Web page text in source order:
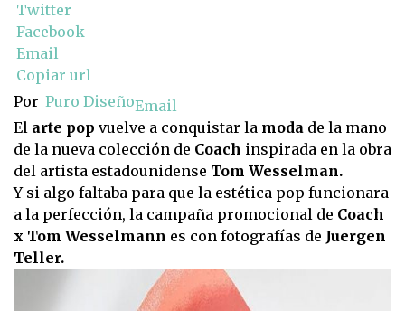
Twitter
Facebook
Email
Copiar url
Por Puro DiseñoEmail
El arte pop vuelve a conquistar la moda de la mano
de la nueva colección de Coach inspirada en la obra
del artista estadounidense Tom Wesselman.
Y si algo faltaba para que la estética pop funcionara
a la perfección, la campaña promocional de Coach
x Tom Wesselmann es con fotografías de Juergen
Teller.